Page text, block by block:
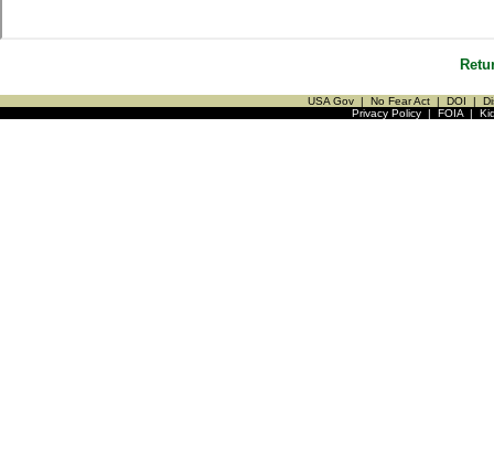
USA Gov | No Fear Act | DOI |
Privacy Policy| FOIA|